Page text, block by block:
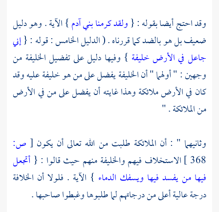
وقد احتج أيضا بقوله : {ولقد كرمنا بني آدم} الآية . وهو دليل
ضعيف بل هو بالضد كما قررناه . ( الدليل الخامس : قوله : {إني
جاعل في الأرض خليفة } وفيها دليل على تفضيل الخليفة من
وجهين : " أولهما " أن الخليفة يفضل على من هو خليفة عليه وقد
كان في الأرض ملائكة وهذا غايته أن يفضل على من في الأرض
من الملائكة . "
وثانيهما " : أن الملائكة طلبت من الله تعالى أن يكون [ ص:
368 ] الاستخلاف فيهم والخليفة منهم حيث قالوا : { أتجعل
فيها من يفسد فيها ويسفك الدماء } الآية . فلولا أن الخلافة
درجة عالية أعلى من درجاتهم لما طلبوها وغبطوا صاحبها .